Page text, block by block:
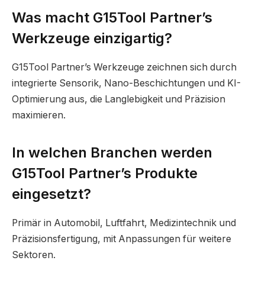
Was macht G15Tool Partner’s
Werkzeuge einzigartig?
G15Tool Partner’s Werkzeuge zeichnen sich durch
integrierte Sensorik, Nano-Beschichtungen und KI-
Optimierung aus, die Langlebigkeit und Präzision
maximieren.
In welchen Branchen werden
G15Tool Partner’s Produkte
eingesetzt?
Primär in Automobil, Luftfahrt, Medizintechnik und
Präzisionsfertigung, mit Anpassungen für weitere
Sektoren.